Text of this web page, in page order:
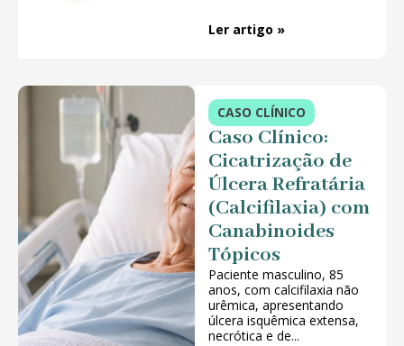
Ler artigo »
CASO CLÍNICO
Caso Clínico:
Cicatrização de
Úlcera Refratária
(Calcifilaxia) com
Canabinoides
Tópicos
Paciente masculino, 85
anos, com calcifilaxia não
urêmica, apresentando
úlcera isquêmica extensa,
necrótica e de...